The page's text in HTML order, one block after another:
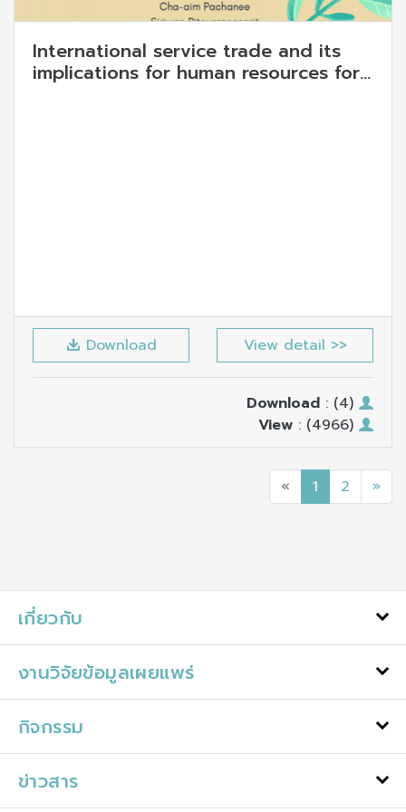
International service trade and its
implications for human resources for
Download View detail >>
Download : (4)
View : (4966)
« 1 2 »
เกี่ยวกับ
งานวิจัยข้อมูลเผยแพร่
กิจกรรม
ข่าวสาร